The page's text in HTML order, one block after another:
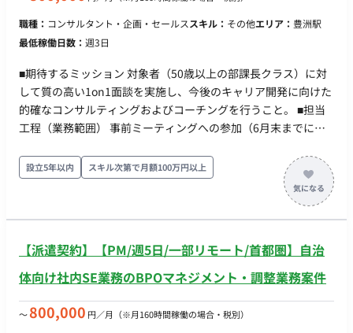
職種： コンサルタント・企画・セールススキル： その他エリア： 豊洲駅
最低稼働日数： 週3日
■期待するミッション 対象者（50歳以上の部課長クラス）に対
して質の高い1on1面談を実施し、今後のキャリア開発に向けた
的確なコンサルティングおよびコーチングを行うこと。 ■担当
工程（業務範囲） 事前ミーティングへの参加（6月末までに実
12名程度を担当、3ヶ月間で計2〜3回の面談を実施） 毎月の面
談実施後の「面談報告書」の作成・提出 9月の面談終了後の
コンサルタントによる稼働を想定（※スキルや対応可能案件数
れ 6月末まで：事前ミーティング（内容説明・グループ型）の
実施 7月〜9月：1on1面談の実施（月に1回程度、30分/回。2日
後の総括報告 ■開発環境 言語：なし FW：なし DB：なし インフ
設立5年以内 スキル次第で月額100万円以上
【派遣契約】【PM/週5日/一部リモート/首都圏】自治
体向け社内SE業務のBPOマネジメント・調整業務案件
〜800,000 円／月 （※月160時間稼働の場合・税別）